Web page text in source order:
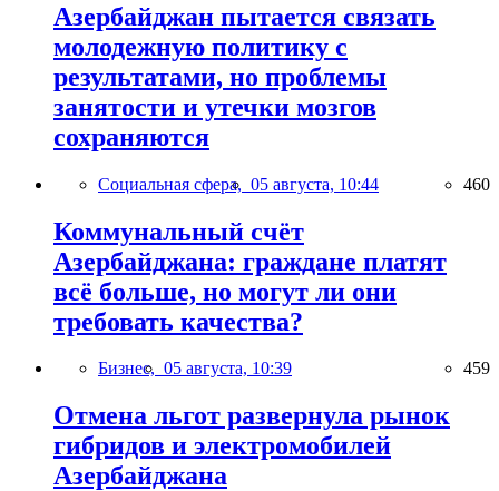
Азербайджан пытается связать
молодежную политику с
результатами, но проблемы
занятости и утечки мозгов
сохраняются
Социальная сфера, 05 августа, 10:44 460
Коммунальный счёт
Азербайджана: граждане платят
всё больше, но могут ли они
требовать качества?
Бизнес, 05 августа, 10:39 459
Отмена льгот развернула рынок
гибридов и электромобилей
Азербайджана